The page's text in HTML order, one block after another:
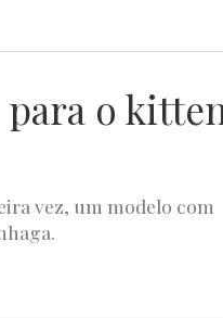
para o
vez, um modelo com